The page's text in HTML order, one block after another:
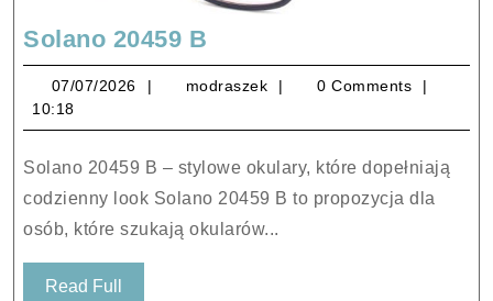
Solano 20459 B
20459
B
07/07/2026 07/07/2026
modraszek modraszek
0 Comments
10:18
Solano 20459 B – stylowe okulary, które dopełniają
codzienny look Solano 20459 B to propozycja dla
osób, które szukają okularów...
Read Full